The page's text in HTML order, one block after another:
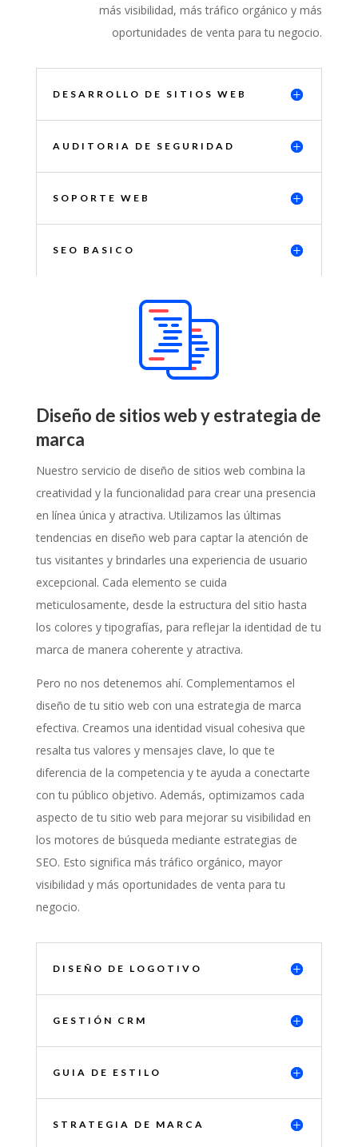
más visibilidad, más tráfico orgánico y más
oportunidades de venta para tu negocio.
DESARROLLO DE SITIOS WEB
AUDITORIA DE SEGURIDAD
SOPORTE WEB
SEO BASICO
Diseño de sitios web y estrategia de
marca
Nuestro servicio de diseño de sitios web combina la
creatividad y la funcionalidad para crear una presencia
en línea única y atractiva. Utilizamos las últimas
tendencias en diseño web para captar la atención de
tus visitantes y brindarles una experiencia de usuario
excepcional. Cada elemento se cuida
meticulosamente, desde la estructura del sitio hasta
los colores y tipografías, para reflejar la identidad de tu
marca de manera coherente y atractiva.
Pero no nos detenemos ahí. Complementamos el
diseño de tu sitio web con una estrategia de marca
efectiva. Creamos una identidad visual cohesiva que
resalta tus valores y mensajes clave, lo que te
diferencia de la competencia y te ayuda a conectarte
con tu público objetivo. Además, optimizamos cada
aspecto de tu sitio web para mejorar su visibilidad en
los motores de búsqueda mediante estrategias de
SEO. Esto significa más tráfico orgánico, mayor
visibilidad y más oportunidades de venta para tu
negocio.
DISEÑO DE LOGOTIVO
GESTIÓN CRM
GUIA DE ESTILO
STRATEGIA DE MARCA